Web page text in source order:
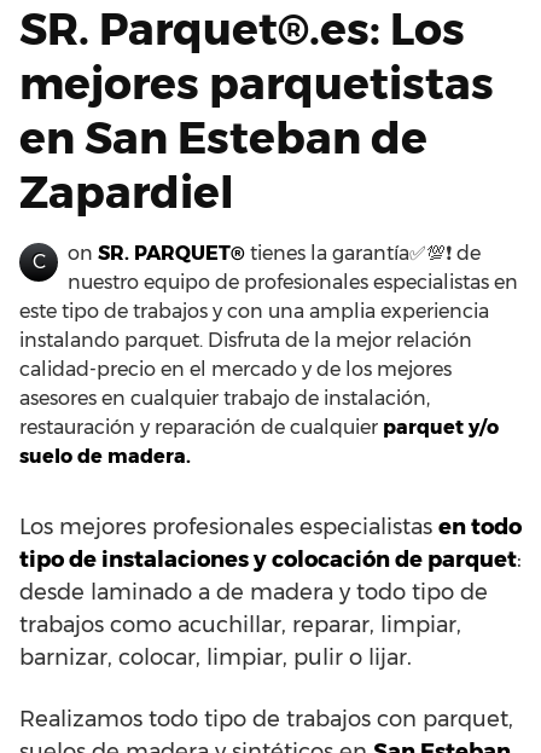
SR. Parquet®.es: Los
mejores parquetistas
en San Esteban de
Zapardiel
C on SR. PARQUET® tienes la garantía✅💯❗ de
nuestro equipo de profesionales especialistas en
este tipo de trabajos y con una amplia experiencia
instalando parquet. Disfruta de la mejor relación
calidad-precio en el mercado y de los mejores
asesores en cualquier trabajo de instalación,
restauración y reparación de cualquier parquet y/o
suelo de madera.
Los mejores profesionales especialistas en todo
tipo de instalaciones y colocación de parquet:
desde laminado a de madera y todo tipo de
trabajos como acuchillar, reparar, limpiar,
barnizar, colocar, limpiar, pulir o lijar.
Realizamos todo tipo de trabajos con parquet,